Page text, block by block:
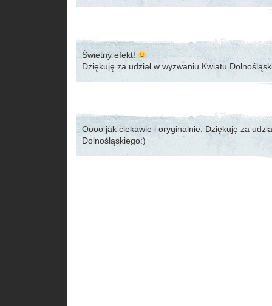
Świetny efekt!
Dziękuję za udział w wyzwaniu Kwiatu
Oooo jak ciekawie i oryginalnie. Dziękuję za
Dolnośląskiego:)